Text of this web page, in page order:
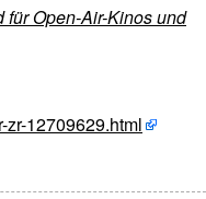
Open-Air-Kinos und
12709629.html